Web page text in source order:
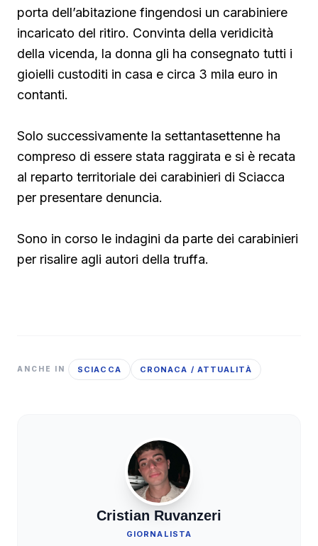
porta dell’abitazione fingendosi un carabiniere
incaricato del ritiro. Convinta della veridicità
della vicenda, la donna gli ha consegnato tutti i
gioielli custoditi in casa e circa 3 mila euro in
contanti.
Solo successivamente la settantasettenne ha
compreso di essere stata raggirata e si è recata
al reparto territoriale dei carabinieri di Sciacca
per presentare denuncia.
Sono in corso le indagini da parte dei carabinieri
per risalire agli autori della truffa.
ANCHE IN SCIACCA CRONACA / ATTUALITÀ
Cristian Ruvanzeri
GIORNALISTA